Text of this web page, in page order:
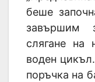
беше
завършим
слягане на
воден
поръчка на